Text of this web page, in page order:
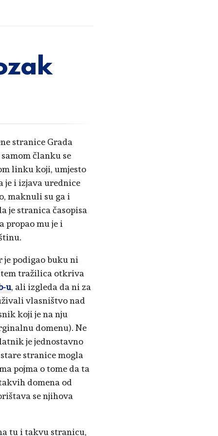
stranice Grada
samom članku se
linku koji, umjesto
je i izjava urednice
maknuli su ga i
je stranica časopisa
propao mu je i
je podigao buku ni
tražilica otkriva
u, ali izgleda da ni za
vlasništvo nad
koji je na nju
domenu). Ne
je jednostavno
stranice mogla
pojma o tome da ta
domena od
se njihova
tu i takvu stranicu,